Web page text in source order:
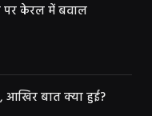
पर केरल में बवाल
आखिर बात क्या हुई?